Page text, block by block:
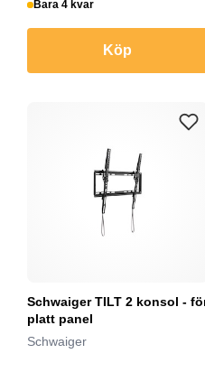
Bara 4 kvar
Köp
Schwaiger TILT 2 konsol -
platt panel
Schwaiger